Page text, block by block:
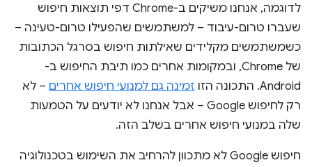
לדוגמה, אנחנו משיקים ב-Chrome דפי תוצאות חיפוש
שעברו טרום-עיבוד – למשתמשים שהפעילו טרום-טעינה –
כשמשתמשים מקלידים שאילתות חיפוש בסרגל הכתובות
של Chrome, ובמקומות אחרים כמו תיבת החיפוש ב-
Android. התכונה הזו
זמינה גם למנועי חיפוש אחרים – לא
רק לחיפוש Google – אבל אנחנו לא יודעים על הטמעות
שלה במנועי חיפוש אחרים בשלב הזה.
חיפוש Google לא מתכוון להרחיב את השימוש בטכנולוגיה